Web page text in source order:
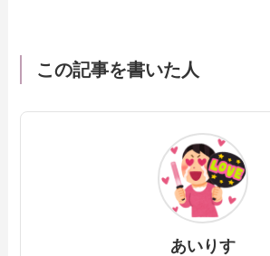
この記事を書いた人
あいりす